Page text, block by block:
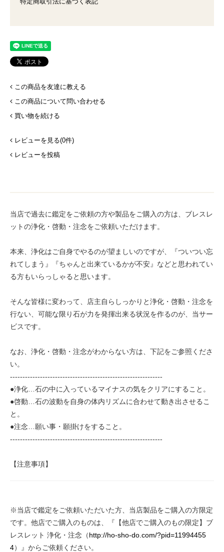
この商品を友達に教える
この商品について問い合わせる
買い物を続ける
レビューを見る(0件)
レビューを投稿
当店で過去に鑑定をご依頼の方や製品をご購入の方は、ブレスレ
ットの浄化・啓動・注念をご依頼いただけます。
本来、浄化はご自身でやるのが望ましいのですが、『ついつい忘
れてしまう』『ちゃんと出来ているかが不安』などと思われてい
る方もいらっしゃると思います。
そんな皆様に変わって、店主自らしっかりと浄化・啓動・注念を
行ない、可能な限り石が力を発揮出来る状況を作るのが、当サー
ビスです。
なお、浄化・啓動・注念がわからない方は、下記をご参照くださ
い。
-------------------------------------------------------------
●浄化…石の中に入っているマイナスの気をクリアにすること。
●啓動…石の波動を自身の体内リズムに合わせて動き出させるこ
と。
●注念…願い事・願掛けをすること。
-------------------------------------------------------------
【注意事項】
※当店で鑑定をご依頼いただいた方、当店製品をご購入の方限定
です。他店でご購入のものは、『【他店でご購入のもの限定】ブ
レスレット 浄化・注念（http://ho-sho-do.com/?pid=11994455
4）』からご依頼ください。